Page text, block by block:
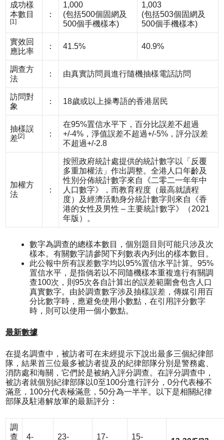
成功樣
本數目
[1]
：
1,000
(包括500個固網及
500個手機樣本)
1,003
(包括503個固網及
500個手機樣本)
實效回
應比率
： 41.5% 40.9%
調查方
法
： 由真實訪問員進行隨機抽樣電話訪問
訪問對
象
： 18歲或以上操粵語的香港居民
抽樣誤
差[2] ：
在95%置信水平下，百分比誤差不超過
+/-4%，淨值誤差不超過+/-5%，評分誤差
不超過+/-2.8
加權方
法
：
按照政府統計處提供的統計數字以「反覆
多重加權法」作出調整。全港人口年齡及
性別分佈統計數字來自《二零二一年年中
人口數字》，而教育程度（最高就讀程
度）及經濟活動身分統計數字則來自《香
港的女性及男性 – 主要統計數字》（2021
年版）。
數字為調查的總樣本數目，個別題目則可能只涉及次
樣本。有關數字請參閱下列數表內列出的樣本數目。
此公報中所有誤差數字均以95%置信水平計算。95%
置信水平，是指倘若以不同隨機樣本重複進行有關調
查100次，則95次各自計算出的誤差範圍會包含人口
真實數字。由於調查數字涉及抽樣誤差，傳媒引用百
分比數字時，應避免使用小數點，在引用評分數字
時，則可以使用一個小數點。
最新數據
在提名調查中，被訪者可在未經提示下說出最多三個紀律部
隊，結果首三位最多被訪者提及的紀律部隊分別是警務處、
消防處和海關，它們於是被納入評分調查。在評分調查中，
被訪者就個別紀律部隊以0至100分進行評分，0分代表極不
滿意，100分代表極滿意，50分為一半半。以下是相關紀律
部隊及駐港解放軍的最新評分：
調
查
4- 23- 17- 15-